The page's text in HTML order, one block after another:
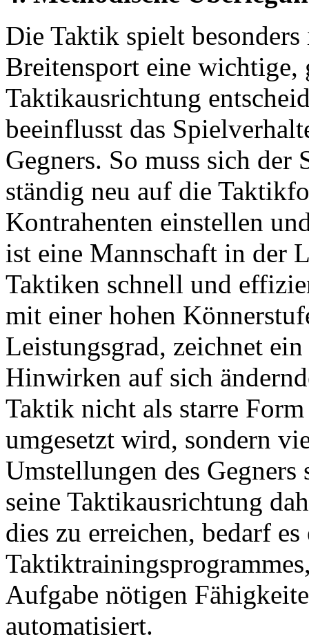
Die Taktik spielt
Breitensport eine wichtige,
Taktikausrichtung
beeinflusst das
Gegners. So muss sich
ständig neu auf die
Kontrahenten einstellen
ist eine Mannschaft in der
Taktiken schnell und
mit einer hohen
Leistungsgrad, zeichnet ein
Hinwirken auf sich
Taktik nicht als starre
umgesetzt wird, sondern
Umstellungen des
seine Taktikausrichtung
dies zu erreichen, bedarf
Aufgabe nötigen
automatisiert.